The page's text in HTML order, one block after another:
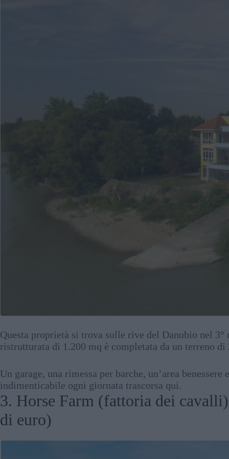
Questa proprietà si trova sulle rive del Danubio nel
ristrutturata di 1.200 mq è completata da un terreno di
Un garage, una rimessa per barche, un’area
indimenticabile ogni giornata trascorsa qui.
3. Horse Farm (fattoria dei
di euro)